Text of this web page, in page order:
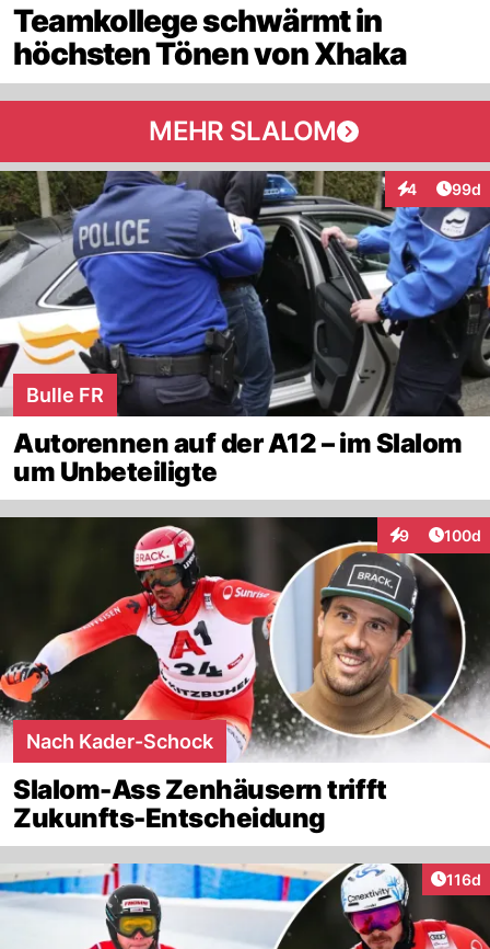
Teamkollege schwärmt in
höchsten Tönen von Xhaka
MEHR SLALOM
4
Interaktionen
99d
Bulle FR
Autorennen auf der A12 – im Slalom
um Unbeteiligte
9
Interaktionen
100d
Nach Kader-Schock
Slalom-Ass Zenhäusern trifft
Zukunfts-Entscheidung
116d